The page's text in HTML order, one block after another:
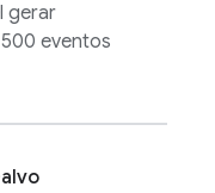
gerar
eventos